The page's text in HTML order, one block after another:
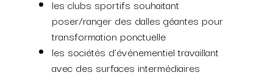
les clubs sportifs souhaitant
poser/ranger des dalles géantes pour
transformation ponctuelle
les sociétés d’événementiel travaillant
avec des surfaces intermédiaires